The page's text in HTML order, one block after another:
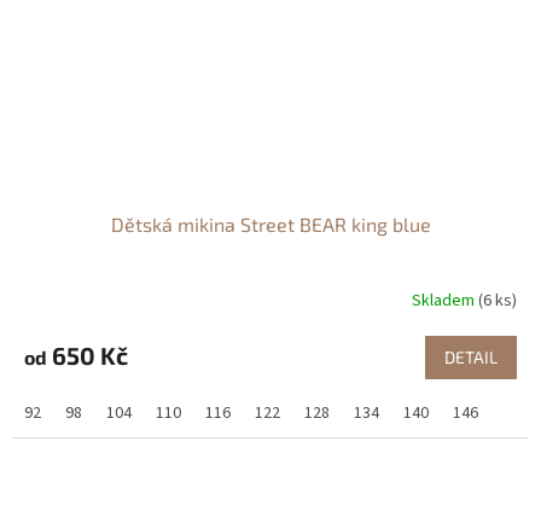
Dětská mikina Street BEAR king blue
Skladem (6 ks)
od 650 Kč DETAIL
92 98 104 110 116 122 128 134 140 146